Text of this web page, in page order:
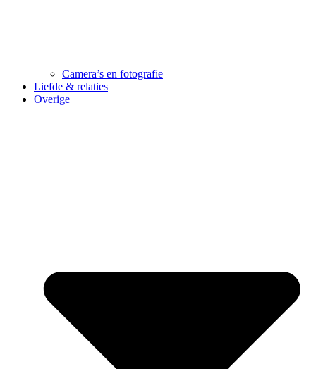
Camera’s en fotografie
Liefde & relaties
Overige